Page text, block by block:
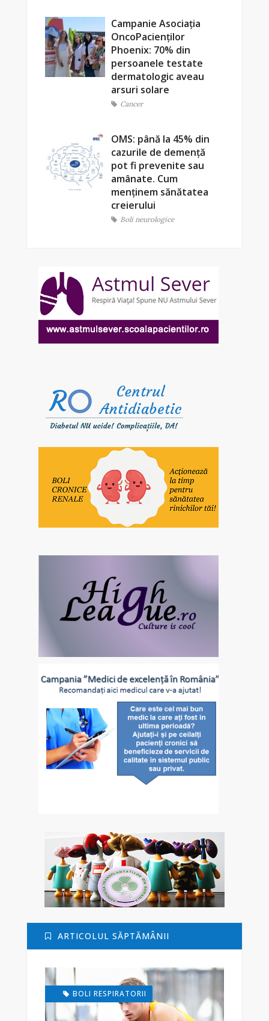
Campanie Asociația
OncoPacienților
Phoenix: 70% din
persoanele testate
dermatologic aveau
arsuri solare
Cancer
OMS: până la 45% din
cazurile de demență
pot fi prevenite sau
amânate. Cum
menținem sănătatea
creierului
Boli neurologice
ARTICOLUL SĂPTĂMÂNII
BOLI RESPIRATORII